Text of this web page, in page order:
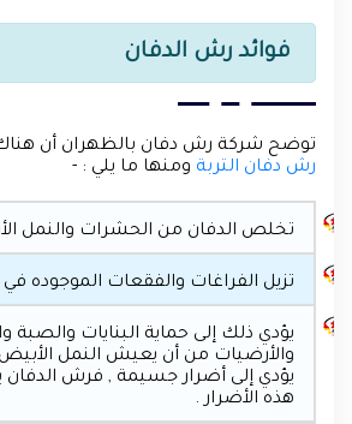
فوائد رش الدفان
توضح شركة رش دفان بالظهران أن هناك
رش دفان التربة ومنها ما يلي : -
تخلص الدفان من الحشرات والنمل
تزيل الفراغات والفقعات الموجوده في
يؤدي ذلك إلى حماية البنايات والصبة
والأرضيات من أن يعيش النمل
يؤدي إلى أضرار جسيمة , فرش الدفان
هذه الأضرار .